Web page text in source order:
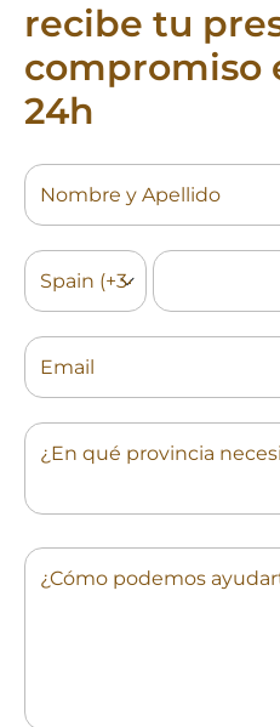
recibe tu
compromiso
24h